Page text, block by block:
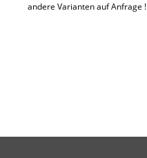
andere Varianten auf Anfrage !